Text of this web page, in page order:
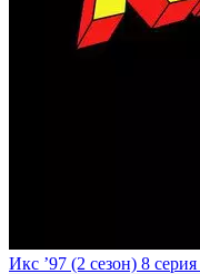
Икс ’97 (2 сезон) 8 серия